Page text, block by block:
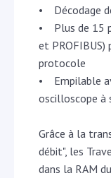
• Décodage
• Plus de 15
et PROFIBUS)
protocole
• Empilable
oscilloscope à
Grâce à la
débit", les
dans la RAM